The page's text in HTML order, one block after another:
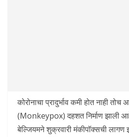
कोरोनाचा प्रादुर्भाव कमी होत नाही तोच
(Monkeypox) दहशत निर्माण झाली
बेल्जियमने शुक्रवारी मंकीपॉक्सची लागण